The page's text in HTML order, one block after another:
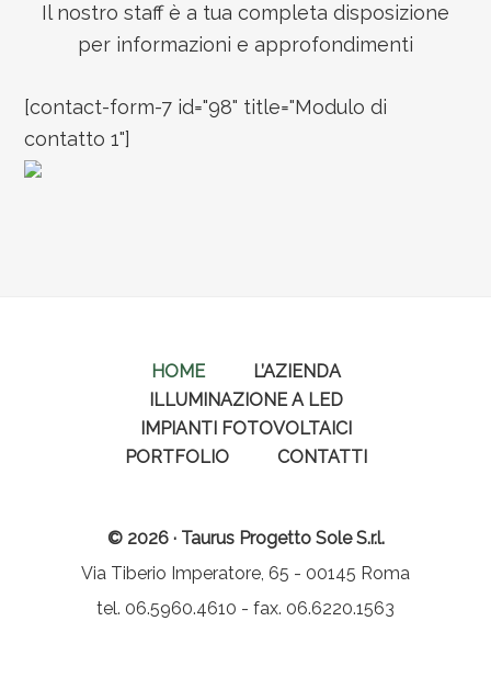
Il nostro staff è a tua completa disposizione
per informazioni e approfondimenti
[contact-form-7 id="98" title="Modulo di
contatto 1"]
HOME
L’AZIENDA
ILLUMINAZIONE A LED
IMPIANTI FOTOVOLTAICI
PORTFOLIO
CONTATTI
© 2026 · Taurus Progetto Sole S.r.l.
Via Tiberio Imperatore, 65 - 00145 Roma
tel. 06.5960.4610 - fax. 06.6220.1563